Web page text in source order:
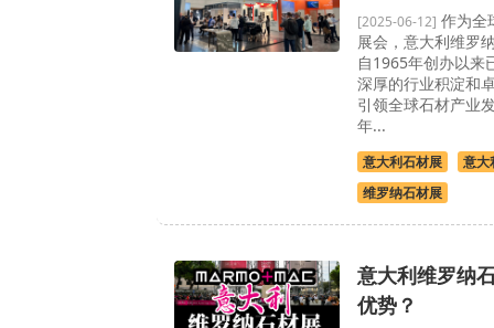
[2025-06-12] 作为全
展会，意大利维罗
自1965年创办以来
深厚的行业积淀和
引领全球石材产业
年...
意大利石材展
意大
维罗纳石材展
意大利维罗纳
优势？